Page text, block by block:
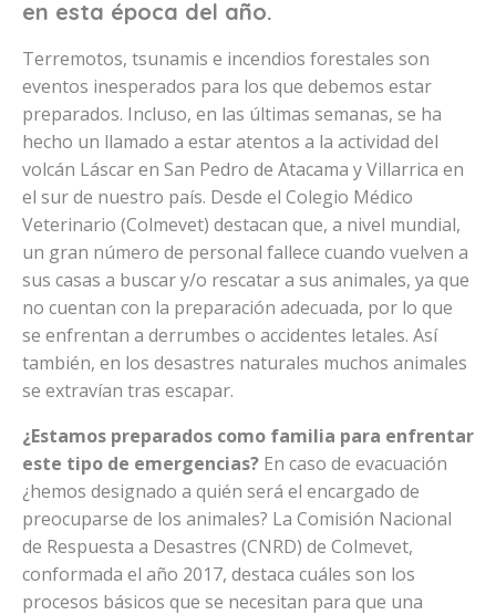
en esta época del año.
Terremotos, tsunamis e incendios forestales son
eventos inesperados para los que debemos estar
preparados. Incluso, en las últimas semanas, se ha
hecho un llamado a estar atentos a la actividad del
volcán Láscar en San Pedro de Atacama y Villarrica en
el sur de nuestro país. Desde el Colegio Médico
Veterinario (Colmevet) destacan que, a nivel mundial,
un gran número de personal fallece cuando vuelven a
sus casas a buscar y/o rescatar a sus animales, ya que
no cuentan con la preparación adecuada, por lo que
se enfrentan a derrumbes o accidentes letales. Así
también, en los desastres naturales muchos animales
se extravían tras escapar.
¿Estamos preparados como familia para enfrentar
este tipo de emergencias? En caso de evacuación
¿hemos designado a quién será el encargado de
preocuparse de los animales? La Comisión Nacional
de Respuesta a Desastres (CNRD) de Colmevet,
conformada el año 2017, destaca cuáles son los
procesos básicos que se necesitan para que una